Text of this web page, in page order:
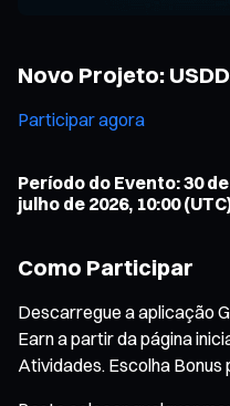
Novo Projeto: USDD
Participar agora
Período do Evento: 30
julho de 2026, 10:00
Como Participar
Descarregue a aplicação
Earn a partir da página
Atividades. Escolha Bonus